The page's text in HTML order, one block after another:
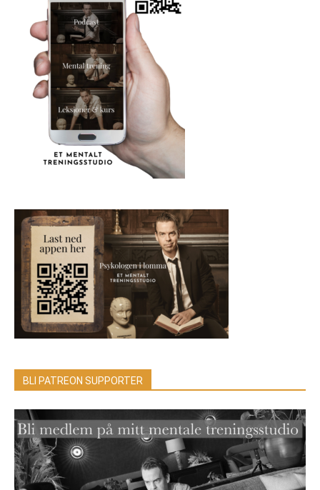
BLI PATREON SUPPORTER